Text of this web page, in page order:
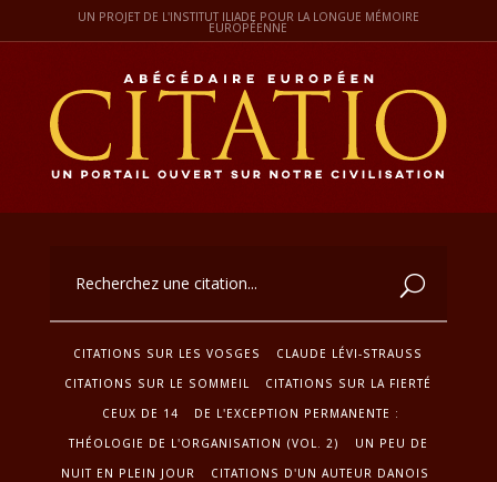
UN PROJET DE L'INSTITUT ILIADE POUR LA LONGUE MÉMOIRE
EUROPÉENNE
CITATIONS SUR LES VOSGES
CLAUDE LÉVI-STRAUSS
CITATIONS SUR LE SOMMEIL
CITATIONS SUR LA FIERTÉ
CEUX DE 14
DE L'EXCEPTION PERMANENTE :
THÉOLOGIE DE L'ORGANISATION (VOL. 2)
UN PEU DE
NUIT EN PLEIN JOUR
CITATIONS D'UN AUTEUR DANOIS